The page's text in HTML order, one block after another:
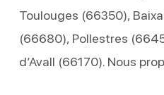
Toulouges (66350),
(66680), Pollestres
d’Avall (66170). Nous